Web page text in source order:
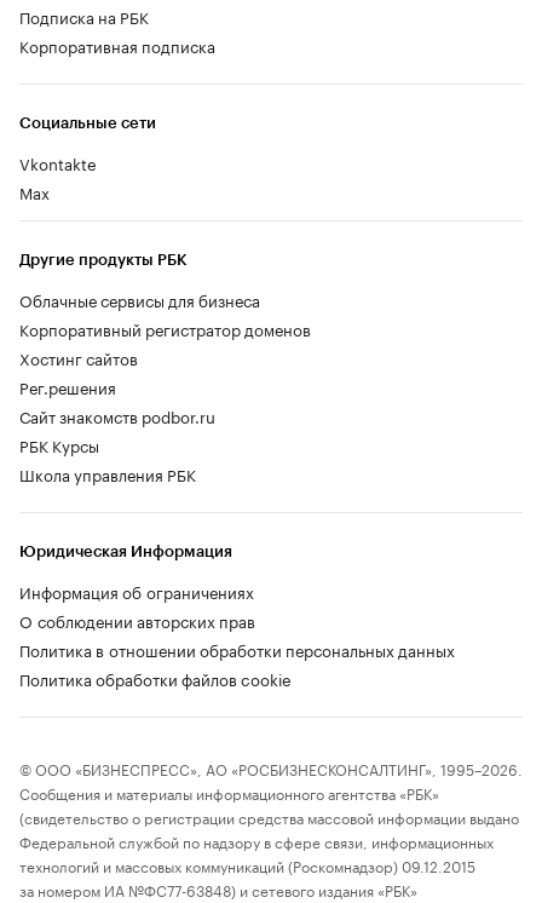
Социальные сети
Vkontakte
Max
Другие продукты РБК
Облачные сервисы для бизнеса
Корпоративный регистратор доменов
Хостинг сайтов
Рег.решения
Сайт знакомств podbor.ru
РБК Курсы
Школа управления РБК
Подписка на РБК
Корпоративная подписка
Юридическая Информация
Информация об ограничениях
О соблюдении авторских прав
Политика в отношении обработки персональных данных
Политика обработки файлов cookie
© ООО «БИЗНЕСПРЕСС», АО «РОСБИЗНЕСКОНСАЛТИНГ», 1995–2026.
Сообщения и материалы информационного агентства «РБК»
(свидетельство о регистрации средства массовой информации выдано
Федеральной службой по надзору в сфере связи, информационных
технологий и массовых коммуникаций (Роскомнадзор) 09.12.2015
за номером ИА №ФС77-63848) и сетевого издания «РБК»